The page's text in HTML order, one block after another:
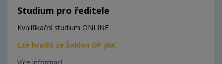
Studium pro ředitele
Kvalifikační studium ONLINE
Lze hradit ze Šablon OP JAK